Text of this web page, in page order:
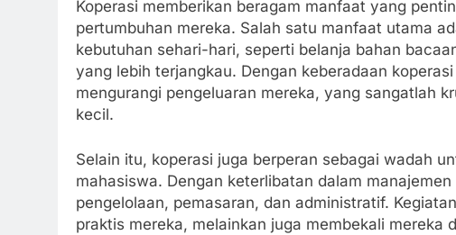
Koperasi memberikan beragam manfaat yang
pertumbuhan mereka. Salah satu manfaat utama
kebutuhan sehari-hari, seperti belanja bahan
yang lebih terjangkau. Dengan keberadaan
mengurangi pengeluaran mereka, yang sangatlah
kecil.
Selain itu, koperasi juga berperan sebagai wadah
mahasiswa. Dengan keterlibatan dalam
pengelolaan, pemasaran, dan administratif.
praktis mereka, melainkan juga membekali mereka